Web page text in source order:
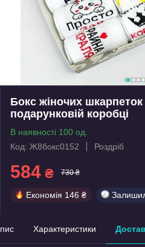
Бокс жіночих
подарунковій коробці
В наявності 100 од.
Код: Ж8бокс0152
Роздріб
584 ₴ 730 ₴
Економія 146 ₴
Характеристики